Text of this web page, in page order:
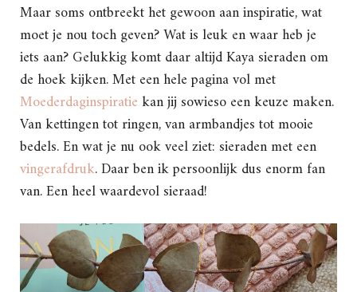
Maar soms ontbreekt het gewoon aan inspiratie, wat
moet je nou toch geven? Wat is leuk en waar heb je
iets aan? Gelukkig komt daar altijd Kaya sieraden om
de hoek kijken. Met een hele pagina vol met
Moederdaginspiratiekan jij sowieso een keuze maken.
Van kettingen tot ringen, van armbandjes tot mooie
bedels. En wat je nu ook veel ziet: sieraden met een
vingerafdruk. Daar ben ik persoonlijk dus enorm fan
van. Een heel waardevol sieraad!